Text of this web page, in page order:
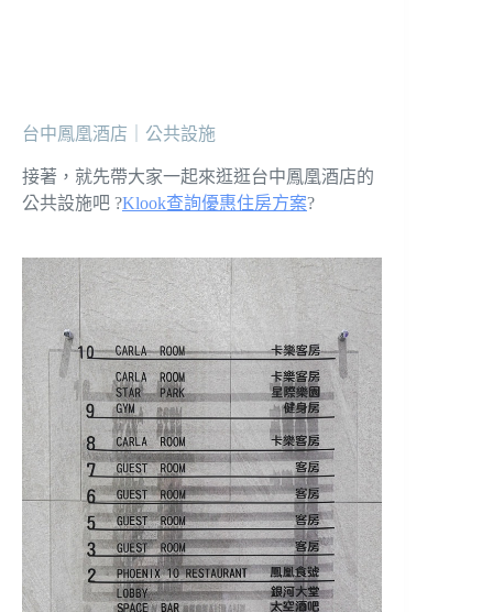
台中鳳凰酒店｜公共設施
接著，就先帶大家一起來逛逛台中鳳凰酒店的
公共設施吧 ?Klook查詢優惠住房方案?